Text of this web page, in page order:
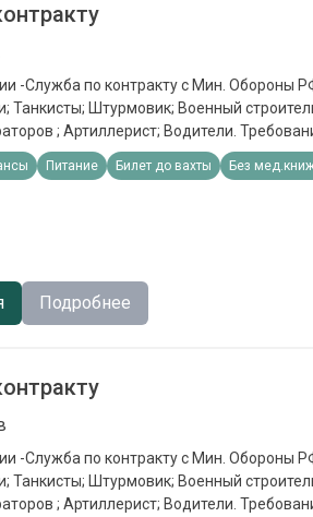
-Служба по контракту с Мин. Обороны
Танкисты; Штурмовик; Военный
; Артиллерист; Водители.
можно без опыта работы.
каникулы; - ⁠Налоговые
Единоразовая выплата от 1 400
210 000
Питание Билет до вахты Без
Подробнее
-Служба по контракту с Мин. Обороны
Танкисты; Штурмовик; Военный
; Артиллерист; Водители.